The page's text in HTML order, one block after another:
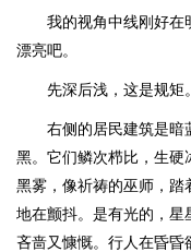
我的视角中线刚好在
漂亮吧。
先深后浅，这是规矩。
右侧的居民建筑是暗
黑。它们鳞次栉比，生硬
黑雾，像祈祷的巫师，
地在颤抖。是有光的，星
吝啬又慷慨。行人在昏